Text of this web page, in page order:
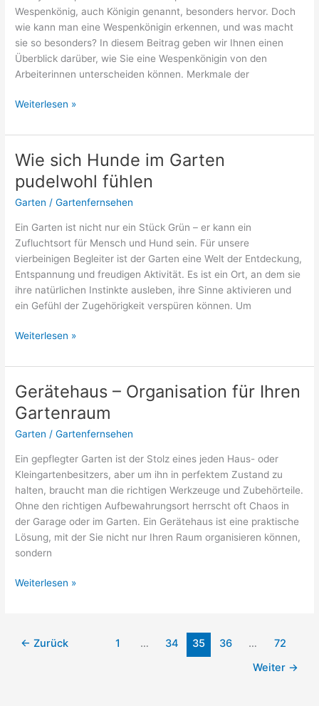
Wespenkönig, auch Königin genannt, besonders hervor. Doch
wie kann man eine Wespenkönigin erkennen, und was macht
sie so besonders? In diesem Beitrag geben wir Ihnen einen
Überblick darüber, wie Sie eine Wespenkönigin von den
Arbeiterinnen unterscheiden können. Merkmale der
Wespenkönig
–
So
sieht
er
aus!
Weiterlesen »
Wie sich Hunde im Garten
pudelwohl fühlen
Garten /Gartenfernsehen
Ein Garten ist nicht nur ein Stück Grün – er kann ein
Zufluchtsort für Mensch und Hund sein. Für unsere
vierbeinigen Begleiter ist der Garten eine Welt der Entdeckung,
Entspannung und freudigen Aktivität. Es ist ein Ort, an dem sie
ihre natürlichen Instinkte ausleben, ihre Sinne aktivieren und
ein Gefühl der Zugehörigkeit verspüren können. Um
Wie
Hunde
im
Garten
pudelwohl
fühlen
Weiterlesen »
Gerätehaus – Organisation für Ihren
Gartenraum
Garten /Gartenfernsehen
Ein gepflegter Garten ist der Stolz eines jeden Haus- oder
Kleingartenbesitzers, aber um ihn in perfektem Zustand zu
halten, braucht man die richtigen Werkzeuge und Zubehörteile.
Ohne den richtigen Aufbewahrungsort herrscht oft Chaos in
der Garage oder im Garten. Ein Gerätehaus ist eine praktische
Lösung, mit der Sie nicht nur Ihren Raum organisieren können,
sondern
Gerätehaus
Ihren
Weiterlesen »
← Zurück 1 … 34 35 36 …
72
Weiter →